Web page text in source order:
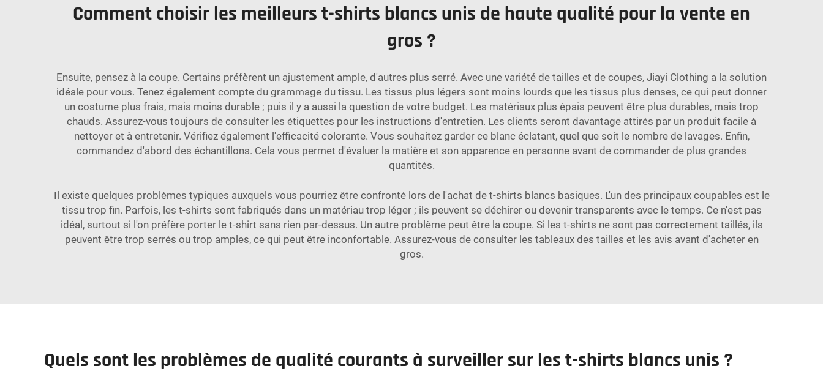
Comment choisir les meilleurs t-shirts blancs unis de haute qualité pour la vente en
gros ?
Ensuite, pensez à la coupe. Certains préfèrent un ajustement ample, d'autres plus serré. Avec une variété de tailles et de coupes, Jiayi Clothing a la solution
idéale pour vous. Tenez également compte du grammage du tissu. Les tissus plus légers sont moins lourds que les tissus plus denses, ce qui peut donner
un costume plus frais, mais moins durable ; puis il y a aussi la question de votre budget. Les matériaux plus épais peuvent être plus durables, mais trop
chauds. Assurez-vous toujours de consulter les étiquettes pour les instructions d'entretien. Les clients seront davantage attirés par un produit facile à
nettoyer et à entretenir. Vérifiez également l'efficacité colorante. Vous souhaitez garder ce blanc éclatant, quel que soit le nombre de lavages. Enfin,
commandez d'abord des échantillons. Cela vous permet d'évaluer la matière et son apparence en personne avant de commander de plus grandes
quantités.
Il existe quelques problèmes typiques auxquels vous pourriez être confronté lors de l'achat de t-shirts blancs basiques. L'un des principaux coupables est le
tissu trop fin. Parfois, les t-shirts sont fabriqués dans un matériau trop léger ; ils peuvent se déchirer ou devenir transparents avec le temps. Ce n'est pas
idéal, surtout si l'on préfère porter le t-shirt sans rien par-dessus. Un autre problème peut être la coupe. Si les t-shirts ne sont pas correctement taillés, ils
peuvent être trop serrés ou trop amples, ce qui peut être inconfortable. Assurez-vous de consulter les tableaux des tailles et les avis avant d'acheter en
gros.
Quels sont les problèmes de qualité courants à surveiller sur les t-shirts blancs unis ?